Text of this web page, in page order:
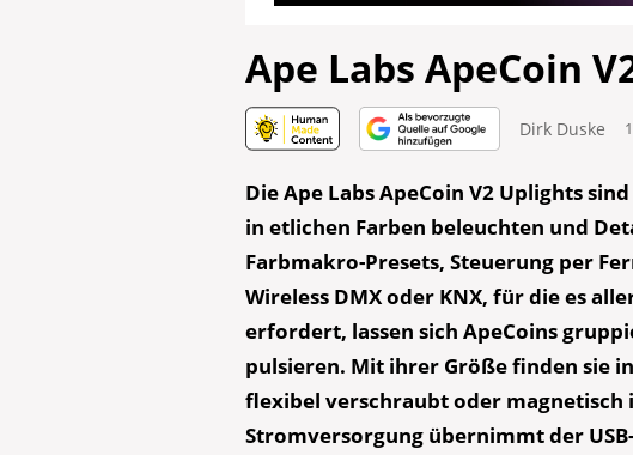
Ape Labs ApeCoin
Dirk Duske
Die Ape Labs ApeCoin V2 Uplights
in etlichen Farben beleuchten und
Farbmakro-Presets, Steuerung per
Wireless DMX oder KNX, für die es
erfordert, lassen sich ApeCoins
pulsieren. Mit ihrer Größe finden sie
flexibel verschraubt oder
Stromversorgung übernimmt der